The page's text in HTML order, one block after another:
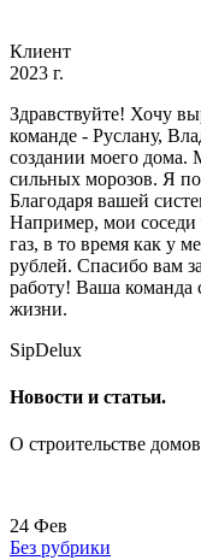
Клиент
2023 г.
Здравствуйте! Хочу
команде - Руслану,
создании моего дома.
сильных морозов. Я
Благодаря вашей
Например, мои соседи
газ, в то время как у
рублей. Спасибо вам
работу! Ваша команда
жизни.
SipDelux
Новости и статьи.
О строительстве
24 Фев
Без рубрики